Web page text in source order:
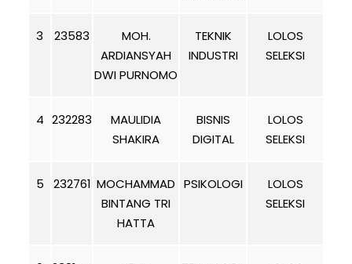
3 23583
MOH.
ARDIANSYAH
DWI PURNOMO
TEKNIK
INDUSTRI
LOLOS
SELEKSI
4 232283
MAULIDIA
SHAKIRA
BISNIS
DIGITAL
LOLOS
SELEKSI
5 232761 MOCHAMMAD
BINTANG TRI
HATTA
PSIKOLOGI
LOLOS
SELEKSI